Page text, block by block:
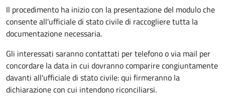
Il procedimento ha inizio con la presentazione del modulo che
consente all'ufficiale di stato civile di raccogliere tutta la
documentazione necessaria.
Gli interessati saranno contattati per telefono o via mail per
concordare la data in cui dovranno comparire congiuntamente
davanti all'ufficiale di stato civile: qui firmeranno la
dichiarazione con cui intendono riconciliarsi.